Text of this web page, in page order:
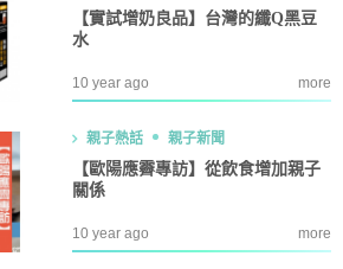
【實試增奶良品】台灣的纖Q黑豆
水
10 year ago more
親子熱話 親子新聞
【歐陽應霽專訪】從飲食增加親子
關係
10 year ago more